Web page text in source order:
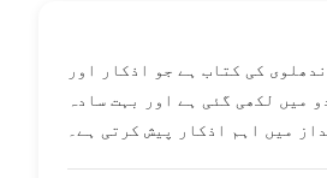
کی کتاب ہے جو اذکار اور
میں لکھی گئی ہے اور بہت سادہ
میں اہم اذکار پیش کرتی ہے۔